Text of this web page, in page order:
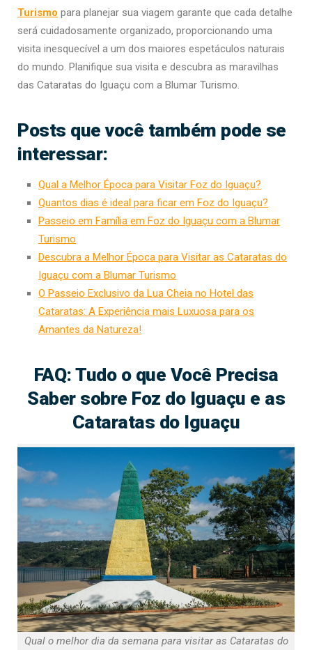
Turismo para planejar sua viagem garante que cada detalhe
será cuidadosamente organizado, proporcionando uma
visita inesquecível a um dos maiores espetáculos naturais
do mundo. Planifique sua visita e descubra as maravilhas
das Cataratas do Iguaçu com a Blumar Turismo.
Posts que você também pode se
interessar:
Qual a Melhor Época para Visitar Foz do Iguaçu?
Quantos dias é ideal para ficar em Foz do Iguaçu?
Passeio em Família em Foz do Iguaçu com a Blumar
Turismo
Descubra a Melhor Época para Visitar as Cataratas do
Iguaçu com a Blumar Turismo
O Passeio Exclusivo da Lua Cheia no Hotel das
Cataratas: A Experiência mais Luxuosa para os
Amantes da Natureza!
FAQ: Tudo o que Você Precisa
Saber sobre Foz do Iguaçu e as
Cataratas do Iguaçu
Qual o melhor dia da semana para visitar as Cataratas do